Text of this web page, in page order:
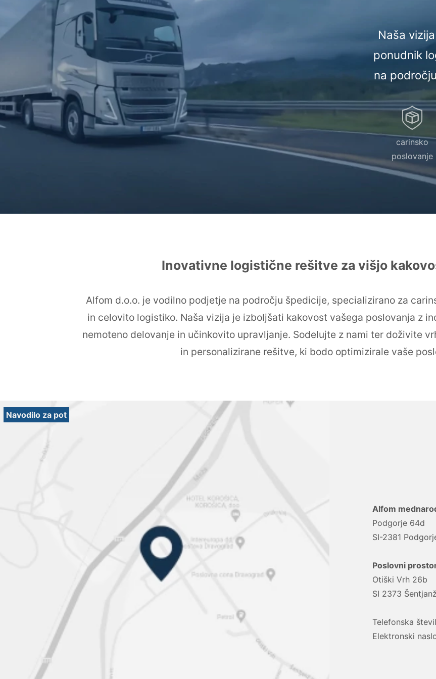
Naša
ponudnik
na
carinsko
poslovanje
Inovativne logistične rešitve za višjo
Alfom d.o.o. je vodilno podjetje na področju špedicije, specializirano za
in celovito logistiko. Naša vizija je izboljšati kakovost vašega poslovanja z
nemoteno delovanje in učinkovito upravljanje. Sodelujte z nami ter doživite
in personalizirane rešitve, ki bodo optimizirale vaše
Navodilo za pot
Alfom
Podgorje 64d
SI-2381
Poslovni
Otiški Vrh 26b
SI 2373
Telefonska
Elektronski